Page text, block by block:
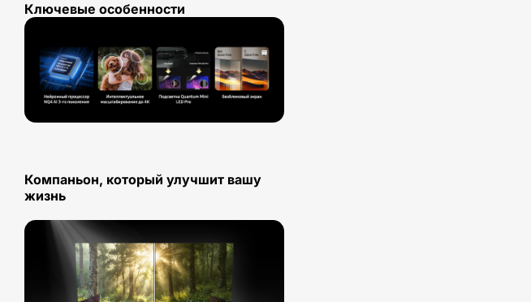
Ключевые особенности
Компаньон, который улучшит вашу
жизнь